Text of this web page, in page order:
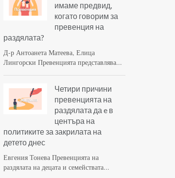
имаме предвид,
когато говорим за
превенция на
раздялата?
Д-р Антоанета Матеева, Елица
Лингорски Превенцията представлява...
Четири причини
превенцията на
раздялата да e в
центъра на
политиките за закрилата на
детето днес
Евгения Тонева Превенцията на
раздялата на децата и семействата...